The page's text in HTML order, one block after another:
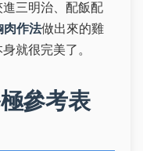
三明治、配飯配
肉作法做出來的雞
就很完美了。
參考表